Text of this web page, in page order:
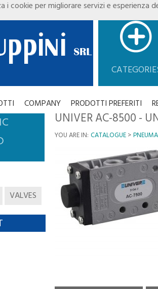
COMPANY PRODOTTI PREFERITI
VALVES
UNIVER AC-8500 -
YOU ARE IN: CATALOGUE
i cookie per migliorare servizi e esperienza